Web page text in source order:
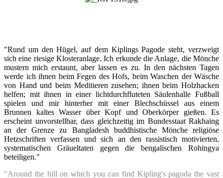
"Rund um den Hügel, auf dem Kiplings Pagode steht, verzweigt
sich eine riesige Klosteranlage. Ich erkunde die Anlage, die Mönche
mustern mich erstaunt, aber lassen es zu. In den nächsten Tagen
werde ich ihnen beim Fegen des Hofs, beim Waschen der Wäsche
von Hand und beim Meditieren zusehen; ihnen beim Holzhacken
helfen; mit ihnen in einer lichtdurchfluteten Säulenhalle Fußball
spielen und mir hinterher mit einer Blechschüssel aus einem
Brunnen kaltes Wasser über Kopf und Oberkörper gießen. Es
erscheint unvorstellbar, dass gleichzeitig im Bundesstaat Rakhaing
an der Grenze zu Bangladesh buddhistische Mönche religiöse
Hetzschriften verfassen und sich an den rassistisch motivierten,
systematischen Gräueltaten gegen die bengalischen Rohingya
beteiligen."
"Around the hill on which you can find Kipling's pagoda the vast